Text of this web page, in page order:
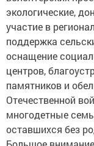
экологические,
участие в
поддержка
оснащение
центров,
памятников и
Отечественной
многодетные
оставшихся без
Большое